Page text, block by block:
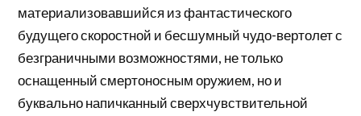
материализовавшийся из фантастического
будущего скоростной и бесшумный чудо-вертолет с
безграничными возможностями, не только
оснащенный смертоносным оружием, но и
буквально напичканный сверхчувствительной